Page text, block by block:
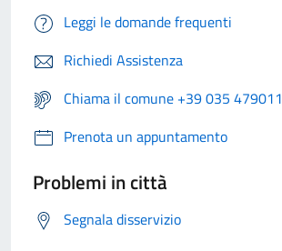
Leggi le domande frequenti
Richiedi Assistenza
Chiama il comune +39 035 479011
Prenota un appuntamento
Problemi in città
Segnala disservizio